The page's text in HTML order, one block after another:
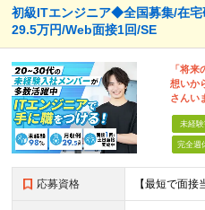
初級ITエンジニア◆全国募集/在
29.5万円/Web面接1回/SE
「将
想いか
さんい
未経験
完全週
応募資格